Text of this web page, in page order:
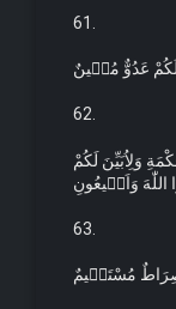
61.
عَدُوٌّ مُب۪ينٌ
62.
وَلِاُبَيِّنَ لَكُمْ
وَاَط۪يعُونِ
63.
مُسْتَق۪يمٌ